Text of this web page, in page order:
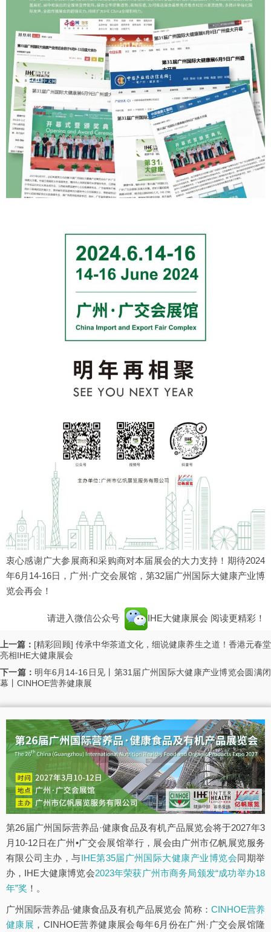
衷心感谢广大参展商和采购商对本届展会的大力支持！期待2024
年6月14-16日，广州·广交会展馆，第32届广州国际大健康产业博
览会再会！
请进入微信公众号 IHE大健康展会 阅读更精彩！
上一篇： [精彩回顾] 传承中华茶道文化，细说健康养生之道！香港元春堂
亮相IHE大健康展会
下一篇： 明年6月14-16日见丨第31届广州国际大健康产业博览会圆满闭
幕丨CINHOE营养健康展
第26届广州国际营养品·健康食品及有机产品展览会将于2027年3
月10-12日在广州•广交会展馆举行，展会由广州市亿帆展览服务
有限公司主办，与IHE第35届广州国际大健康产业博览会同期举
办，IHE大健康博览会2023年荣获广州市商务局颁发“成功举办18
年”奖 ！。
广州国际营养品·健康食品及有机产品展览会 简称： CINHOE营养
健康展 ，CINHOE营养健康展会每年6月份在广州·广交会展馆隆